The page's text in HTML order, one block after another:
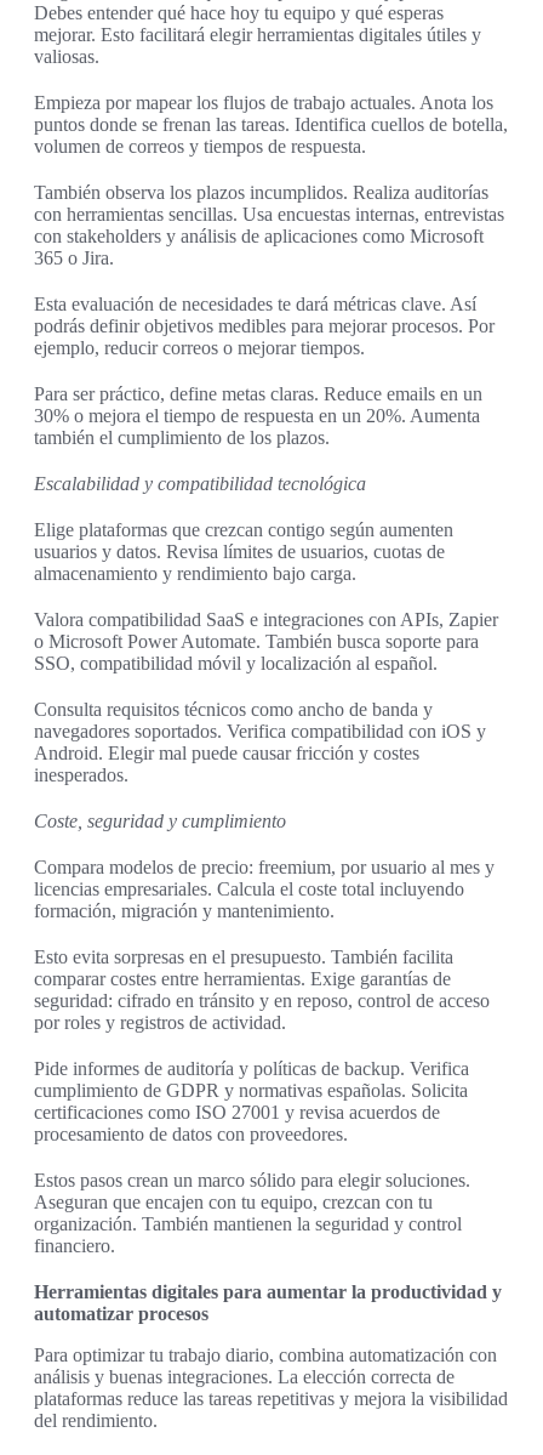
Debes entender qué hace hoy tu equipo y qué esperas
mejorar. Esto facilitará elegir herramientas digitales útiles y
valiosas.
Empieza por mapear los flujos de trabajo actuales. Anota los
puntos donde se frenan las tareas. Identifica cuellos de botella,
volumen de correos y tiempos de respuesta.
También observa los plazos incumplidos. Realiza auditorías
con herramientas sencillas. Usa encuestas internas, entrevistas
con stakeholders y análisis de aplicaciones como Microsoft
365 o Jira.
Esta evaluación de necesidades te dará métricas clave. Así
podrás definir objetivos medibles para mejorar procesos. Por
ejemplo, reducir correos o mejorar tiempos.
Para ser práctico, define metas claras. Reduce emails en un
30% o mejora el tiempo de respuesta en un 20%. Aumenta
también el cumplimiento de los plazos.
Escalabilidad y compatibilidad tecnológica
Elige plataformas que crezcan contigo según aumenten
usuarios y datos. Revisa límites de usuarios, cuotas de
almacenamiento y rendimiento bajo carga.
Valora compatibilidad SaaS e integraciones con APIs, Zapier
o Microsoft Power Automate. También busca soporte para
SSO, compatibilidad móvil y localización al español.
Consulta requisitos técnicos como ancho de banda y
navegadores soportados. Verifica compatibilidad con iOS y
Android. Elegir mal puede causar fricción y costes
inesperados.
Coste, seguridad y cumplimiento
Compara modelos de precio: freemium, por usuario al mes y
licencias empresariales. Calcula el coste total incluyendo
formación, migración y mantenimiento.
Esto evita sorpresas en el presupuesto. También facilita
comparar costes entre herramientas. Exige garantías de
seguridad: cifrado en tránsito y en reposo, control de acceso
por roles y registros de actividad.
Pide informes de auditoría y políticas de backup. Verifica
cumplimiento de GDPR y normativas españolas. Solicita
certificaciones como ISO 27001 y revisa acuerdos de
procesamiento de datos con proveedores.
Estos pasos crean un marco sólido para elegir soluciones.
Aseguran que encajen con tu equipo, crezcan con tu
organización. También mantienen la seguridad y control
financiero.
Herramientas digitales para aumentar la productividad y
automatizar procesos
Para optimizar tu trabajo diario, combina automatización con
análisis y buenas integraciones. La elección correcta de
plataformas reduce las tareas repetitivas y mejora la visibilidad
del rendimiento.